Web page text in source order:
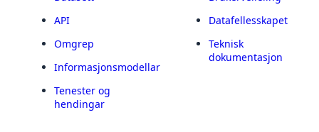
API
Omgrep
Informasjonsmodellar
Tenester og
hendingar
Datafellesskapet
Teknisk
dokumentasjon